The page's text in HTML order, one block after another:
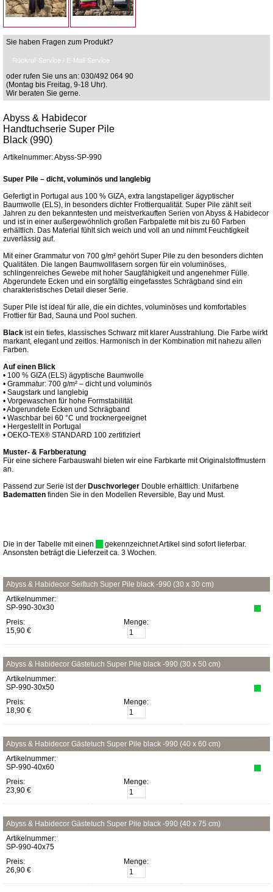
Sie haben Fragen zum Produkt?
Rückruf-Service / E-Mail-Service
oder rufen Sie uns an: 030/492 064 90
(Montag bis Freitag, 9-18 Uhr).
Wir beraten Sie gerne.
Abyss & Habidecor
Handtuchserie Super Pile
Black (990)
Artikelnummer: Abyss-SP-990
Super Pile – dicht, voluminös und langlebig
Gefertigt in Portugal aus 100 % GIZA, extra langstapeliger ägyptischer
Baumwolle (ELS), in besonders dichter Frottierqualität. Super Pile zählt seit
Jahren zu den bekanntesten und meistverkauften Serien von Abyss & Habidecor
und ist in einer außergewöhnlich großen Farbpalette mit bis zu 60 Farben
erhältlich. Das Material fühlt sich weich und voll an und nimmt Feuchtigkeit
zuverlässig auf.
Mit einer Grammatur von 700 g/m² gehört Super Pile zu den besonders dichten
Qualitäten. Die langen Baumwollfasern sorgen für ein voluminöses,
schlingenreiches Gewebe mit hoher Saugfähigkeit und angenehmer Fülle.
Abgerundete Ecken und ein sorgfältig eingefasstes Schrägband sind ein
charakteristisches Detail dieser Serie.
Super Pile ist ideal für alle, die ein dichtes, voluminöses und komfortables
Frottier für Bad, Sauna und Pool suchen.
Black ist ein tiefes, klassisches Schwarz mit klarer Ausstrahlung. Die Farbe wirkt
markant, elegant und zeitlos. Harmonisch in der Kombination mit nahezu allen
Farben.
Auf einen Blick
• 100 % GIZA (ELS) ägyptische Baumwolle
• Grammatur: 700 g/m² – dicht und voluminös
• Saugstark und langlebig
• Vorgewaschen für hohe Formstabilität
• Abgerundete Ecken und Schrägband
• Waschbar bei 60 °C und trocknergeeignet
• Hergestellt in Portugal
• OEKO-TEX® STANDARD 100 zertifiziert
Muster- & Farbberatung
Für eine sichere Farbauswahl bieten wir eine Farbkarte mit Originalstoffmustern
an.
Passend zur Serie ist der Duschvorleger Double erhältlich. Unifarbene
Badematten finden Sie in den Modellen Reversible, Bay und Must.
Die in der Tabelle mit einen
gekennzeichnet Artikel sind sofort lieferbar.
Ansonsten beträgt die Lieferzeit ca. 3 Wochen.
Abyss & Habidecor Seiftuch Super Pile black -990 (30 x 30 cm)
Artikelnummer:
SP-990-30x30
Preis:
15,90 €
Menge:
Abyss & Habidecor Gästetuch Super Pile black -990 (30 x 50 cm)
Artikelnummer:
SP-990-30x50
Preis:
18,90 €
Menge:
Abyss & Habidecor Gästetuch Super Pile black -990 (40 x 60 cm)
Artikelnummer:
SP-990-40x60
Preis:
23,90 €
Menge:
Abyss & Habidecor Gästetuch Super Pile black -990 (40 x 75 cm)
Artikelnummer:
SP-990-40x75
Preis:
26,90 €
Menge: